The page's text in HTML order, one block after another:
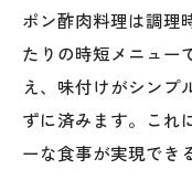
を解説
鶏胸肉ポ
は
豚肉ポン
間
ポン酢肉料理は調理
たりの時短メニュー
え、味付けがシンプ
ずに済みます。これ
ーな食事が実現でき